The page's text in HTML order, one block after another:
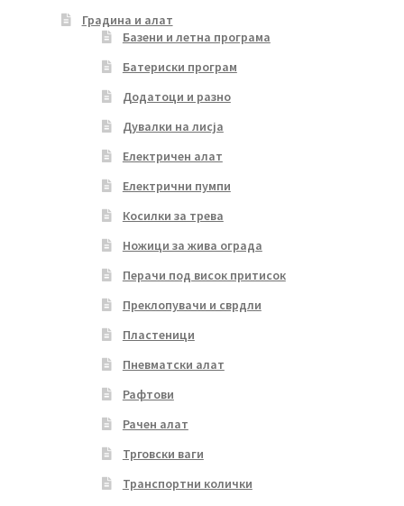
Градина и алат
Базени и летна програма
Батериски програм
Додатоци и разно
Дувалки на лисја
Електричен алат
Електрични пумпи
Косилки за трева
Ножици за жива ограда
Перачи под висок притисок
Преклопувачи и сврдли
Пластеници
Пневматски алат
Рафтови
Рачен алат
Трговски ваги
Транспортни колички